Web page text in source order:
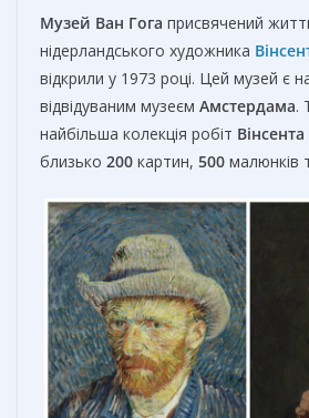
Музей Ван Гога присвячений
нідерландського художника
відкрили у 1973 році. Цей музей є
відвідуваним музеєм Амстердама.
найбільша колекція робіт Вінсента
близько 200 картин, 500 малюнків